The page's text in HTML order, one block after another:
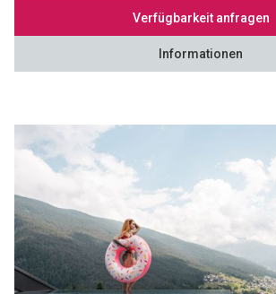
Verfügbarkeit anfragen
Informationen